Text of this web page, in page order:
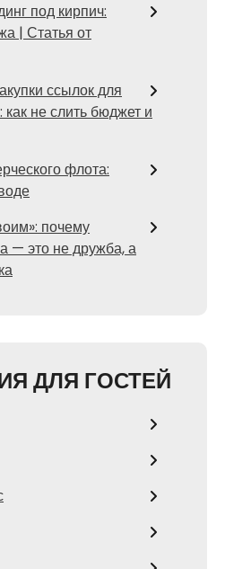
под кирпич:
| Статья от
ссылок для
не слить бюджет и
флота:
почему
— это не дружба, а
ДЛЯ ГОСТЕЙ